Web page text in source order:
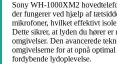
Sony WH-1000XM2
der fungerer ved hjælp af
mikrofoner, hvilket effektivt
Dette sikrer, at lyden du hører er
omgivelser. Den avancerede
omgivelserne for at opnå
fordybende lydoplevelse.